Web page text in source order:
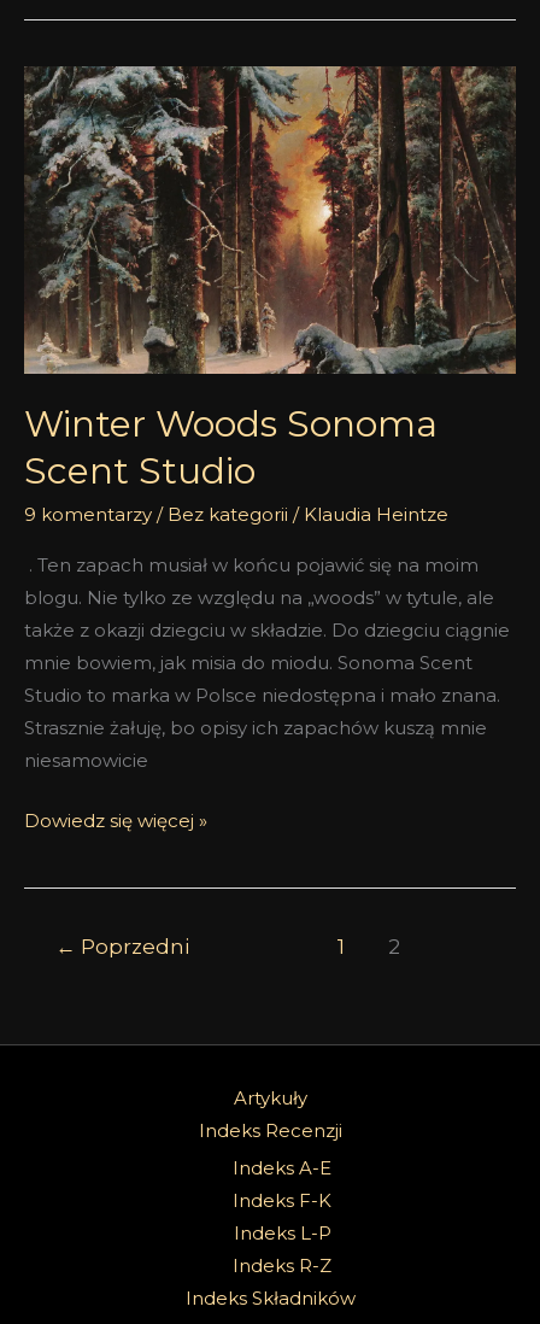
Winter Woods Sonoma
Scent Studio
9 komentarzy / Bez kategorii / Klaudia Heintze
. Ten zapach musiał w końcu pojawić się na moim
blogu. Nie tylko ze względu na „woods” w tytule, ale
także z okazji dziegciu w składzie. Do dziegciu ciągnie
mnie bowiem, jak misia do miodu. Sonoma Scent
Studio to marka w Polsce niedostępna i mało znana.
Strasznie żałuję, bo opisy ich zapachów kuszą mnie
niesamowicie
Winter
Woods
Sonoma
Scent
Studio
Dowiedz się więcej »
← Poprzedni 1 2
Artykuły
Indeks Recenzji
Indeks A-E
Indeks F-K
Indeks L-P
Indeks R-Z
Indeks Składników